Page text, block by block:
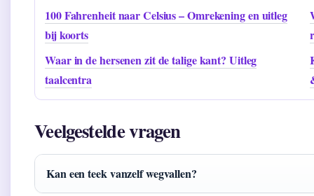
100 Fahrenheit naar Celsius – Omrekening en uitleg
bij koorts
Waar in de hersenen zit de talige kant? Uitleg
taalcentra
Veelgestelde vragen
Kan een teek vanzelf wegvallen?